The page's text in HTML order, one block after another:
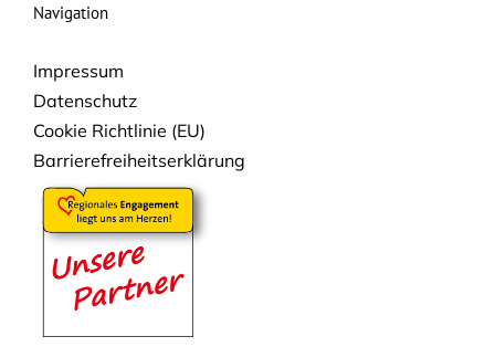
Navigation
Impressum
Datenschutz
Cookie Richtlinie (EU)
Barrierefreiheitserklärung